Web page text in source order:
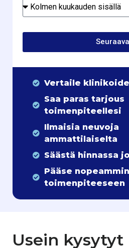
Seuraava
Vertaile
Saa paras tarjous
toimenpiteellesi
Ilmaisia neuvoja
ammattilaiselta
Säästä hinnassa
Pääse nopeammin
toimenpiteeseen
Usein kysytyt